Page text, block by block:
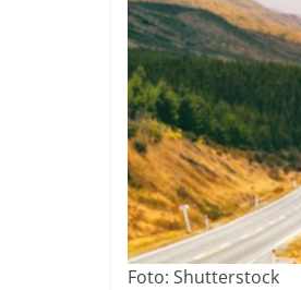
Foto: Shutterstock